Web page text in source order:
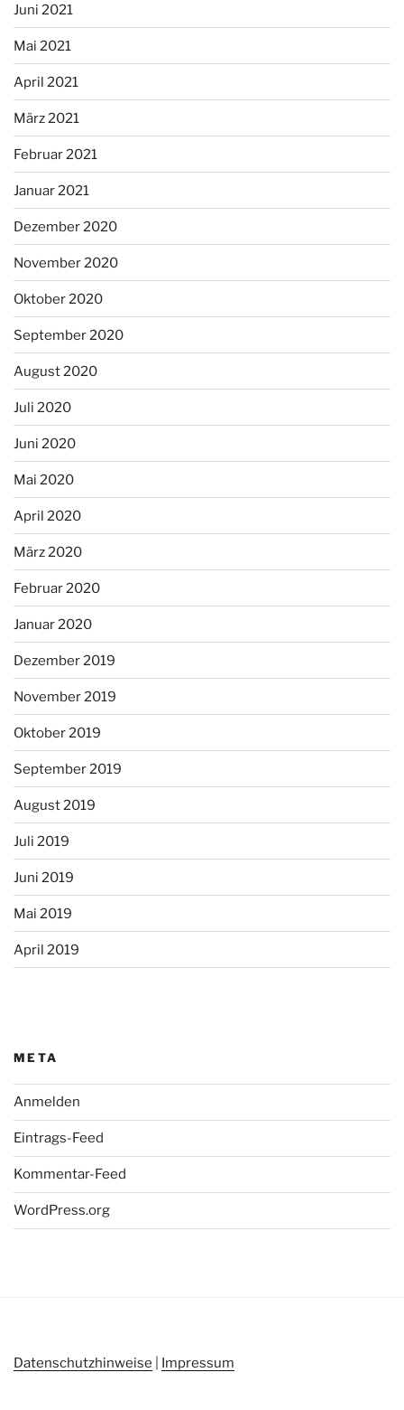
Juni 2021
Mai 2021
April 2021
März 2021
Februar 2021
Januar 2021
Dezember 2020
November 2020
Oktober 2020
September 2020
August 2020
Juli 2020
Juni 2020
Mai 2020
April 2020
März 2020
Februar 2020
Januar 2020
Dezember 2019
November 2019
Oktober 2019
September 2019
August 2019
Juli 2019
Juni 2019
Mai 2019
April 2019
META
Anmelden
Eintrags-Feed
Kommentar-Feed
WordPress.org
Datenschutzhinweise Impressum